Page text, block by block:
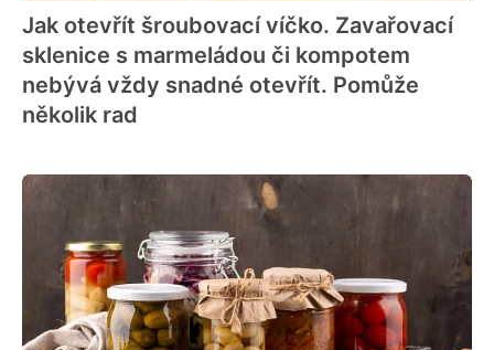
Jak otevřít šroubovací víčko. Zavařovací
sklenice s marmeládou či kompotem
nebývá vždy snadné otevřít. Pomůže
několik rad